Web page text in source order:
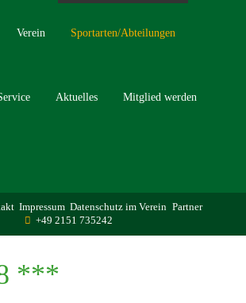
Verein Sportarten/Abteilungen
Aktuelles Mitglied werden
Impressum Datenschutz im Verein Partner
+49 2151 735242
***